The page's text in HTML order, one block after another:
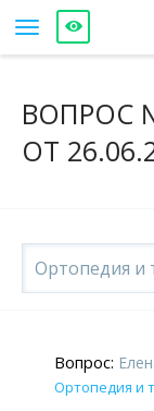
ВОПРОС
ОТ
Ортопедия и
Вопрос:
Ортопедия и